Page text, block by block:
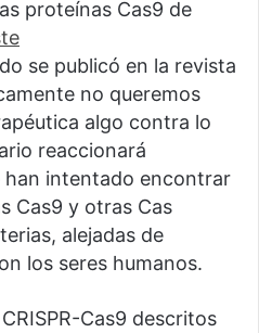
proteínas Cas9 de
se publicó en la revista
no queremos
algo contra lo
reaccionará
han intentado encontrar
Cas9 y otras Cas
alejadas de
los seres humanos.
Cas9 descritos